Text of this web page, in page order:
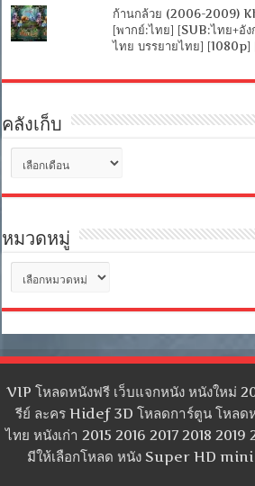
ก้านกล้วย (2006-2009)
[พากย์:ไทย] [SUB:ไทย+อั
ไทย บรรยายไทย]
คลังเก็บ
เก็บ
หมวดหมู่
หมู่
VIP โหลดหนังฟรี เว็บแจกหนัง หนังใหม่
รีย์ ละคร Hidef 3D โหลดการ์ตูน โหลด
ไทย หนังเก่า 2015 2016 2017 2018
มีให้เลือกโหลด หนัง Super HD